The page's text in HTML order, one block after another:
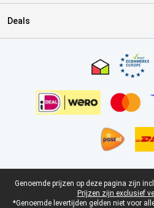
Deals
Juridische voettekst
Genoemde prijzen op deze pagina zijn
Prijzen zijn exclusief
*Genoemde levertijden gelden niet voor